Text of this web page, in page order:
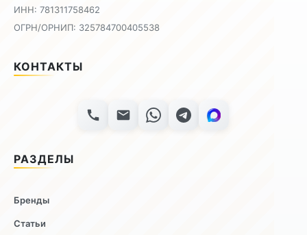
ИНН: 781311758462
ОГРН/ОРНИП: 325784700405538
КОНТАКТЫ
РАЗДЕЛЫ
Бренды
Статьи